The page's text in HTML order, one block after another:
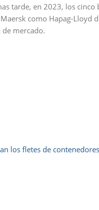
tarde, en 2023, los cinco
como Hapag-Lloyd
mercado.
los fletes de